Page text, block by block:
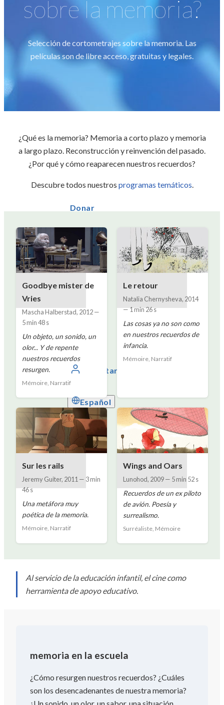
Donar
Conectarse
Español
sobre la memoria?
Selección de cortometrajes sobre la memoria. Las
películas son de libre acceso, gratuitas y legales.
¿Qué es la memoria? Memoria a corto plazo y memoria
a largo plazo. Reconstrucción y reinvención del pasado.
¿Por qué y cómo reaparecen nuestros recuerdos?
Descubre todos nuestros programas temáticos.
Goodbye mister de
Vries
Mascha Halberstad, 2012—
5 min 48 s
Un objeto, un sonido, un
olor... Y de repente
nuestros recuerdos
resurgen.
Mémoire, Narratif
Le retour
Natalia Chernysheva, 2014
—1 min 26 s
Las cosas ya no son como
en nuestros recuerdos de
infancia.
Mémoire, Narratif
Sur les rails
Jeremy Guiter, 2011 — 3 min
46 s
Una metáfora muy
poética de la memoria.
Mémoire, Narratif
Wings and Oars
Lunohod, 2009— 5 min 52 s
Recuerdos de un ex piloto
de avión. Poesía y
surrealismo.
Surréaliste, Mémoire
Al servicio de la educación infantil, el cine como
herramienta de apoyo educativo.
memoria en la escuela
¿Cómo resurgen nuestros recuerdos? ¿Cuáles
son los desencadenantes de nuestra memoria?